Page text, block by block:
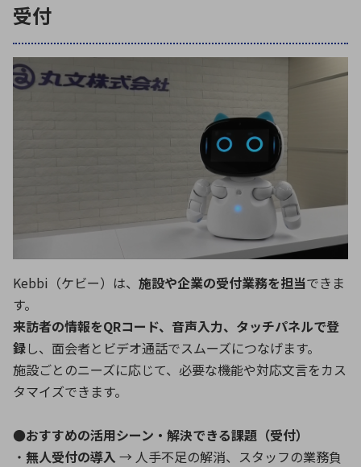
シミュレーター
環境構築・開発システム
半導体・電子部品小ロット
受付
Kebbi（ケビー）は、 施設や企業の受付業務を担当できま
す。
来訪者の情報をQRコード、音声入力、タッチパネルで登
録し、面会者とビデオ通話でスムーズにつなげます。
施設ごとのニーズに応じて、必要な機能や対応文言をカス
タマイズできます。
●おすすめの活用シーン・解決できる課題（受付）
・ 無人受付の導入 → 人手不足の解消、スタッフの業務負